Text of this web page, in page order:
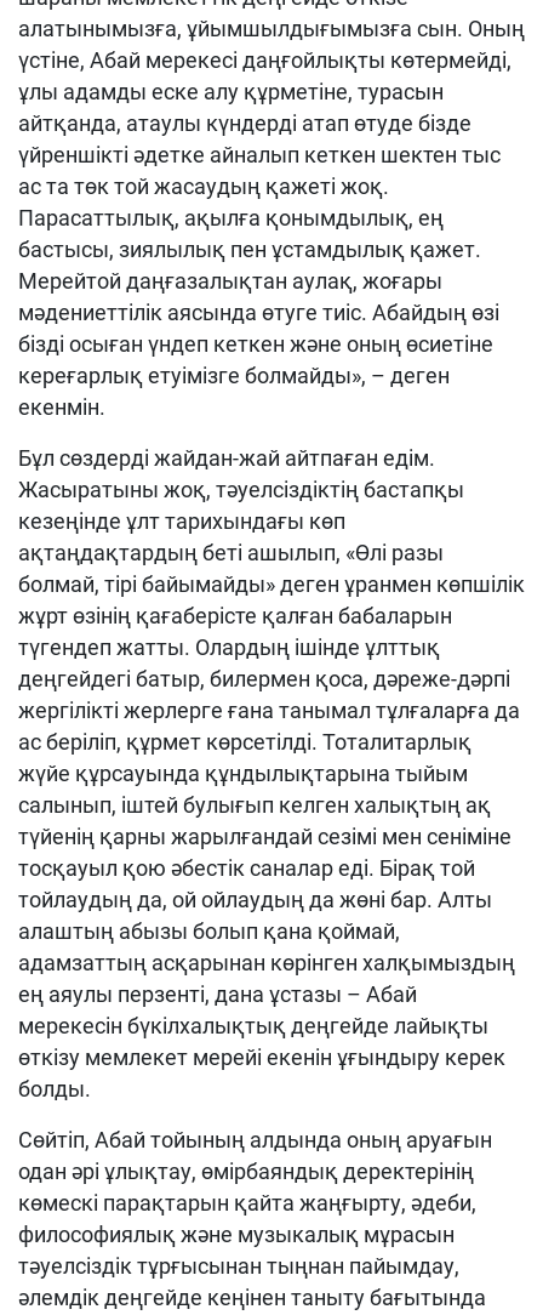
алатынымызға, ұйымшылдығымызға сын. Оның
үстіне, Абай мерекесі даңғойлықты көтермейді,
ұлы адамды еске алу құрметіне, турасын
айтқанда, атаулы күндерді атап өтуде бізде
үйреншікті әдетке айналып кеткен шектен тыс
ас та төк той жасаудың қажеті жоқ.
Парасаттылық, ақылға қонымдылық, ең
бастысы, зиялылық пен ұстамдылық қажет.
Мерейтой даңғазалықтан аулақ, жоғары
мәдениеттілік аясында өтуге тиіс. Абайдың өзі
бізді осыған үндеп кеткен және оның өсиетіне
кереғарлық етуімізге болмайды», – деген
екенмін.
Бұл сөздерді жайдан-жай айтпаған едім.
Жасыратыны жоқ, тәуелсіздіктің бастапқы
кезеңінде ұлт тарихындағы көп
ақтаңдақтардың беті ашылып, «Өлі разы
болмай, тірі байымайды» деген ұранмен көпшілік
жұрт өзінің қағаберісте қалған бабаларын
түгендеп жатты. Олардың ішінде ұлттық
деңгейдегі батыр, билермен қоса, дәреже-дәрпі
жергілікті жерлерге ғана танымал тұлғаларға да
ас беріліп, құрмет көрсетілді. Тоталитарлық
жүйе құрсауында құндылықтарына тыйым
салынып, іштей булығып келген халықтың ақ
түйенің қарны жарылғандай сезімі мен сеніміне
тосқауыл қою әбестік саналар еді. Бірақ той
тойлаудың да, ой ойлаудың да жөні бар. Алты
алаштың абызы болып қана қоймай,
адамзаттың асқарынан көрінген халқымыздың
ең аяулы перзенті, дана ұстазы – Абай
мерекесін бүкілхалықтық деңгейде лайықты
өткізу мемлекет мерейі екенін ұғындыру керек
болды.
Сөйтіп, Абай тойының алдында оның аруағын
одан әрі ұлықтау, өмірбаяндық деректерінің
көмескі парақтарын қайта жаңғырту, әдеби,
философиялық және музыкалық мұрасын
тәуелсіздік тұрғысынан тыңнан пайымдау,
әлемдік деңгейде кеңінен таныту бағытында